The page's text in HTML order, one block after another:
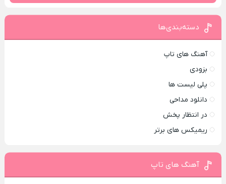
دسته‌بندی‌ها
آهنگ های تاپ
بزودی
پلی لیست ها
دانلود مداحی
در انتظار پخش
ریمیکس های برتر
آهنگ های تاپ